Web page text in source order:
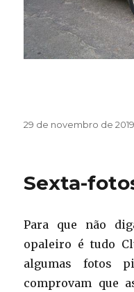
Publicado
29 de novembro de 2019
Sexta-
Para que não
opaleiro é tudo
algumas fotos
comprovam que